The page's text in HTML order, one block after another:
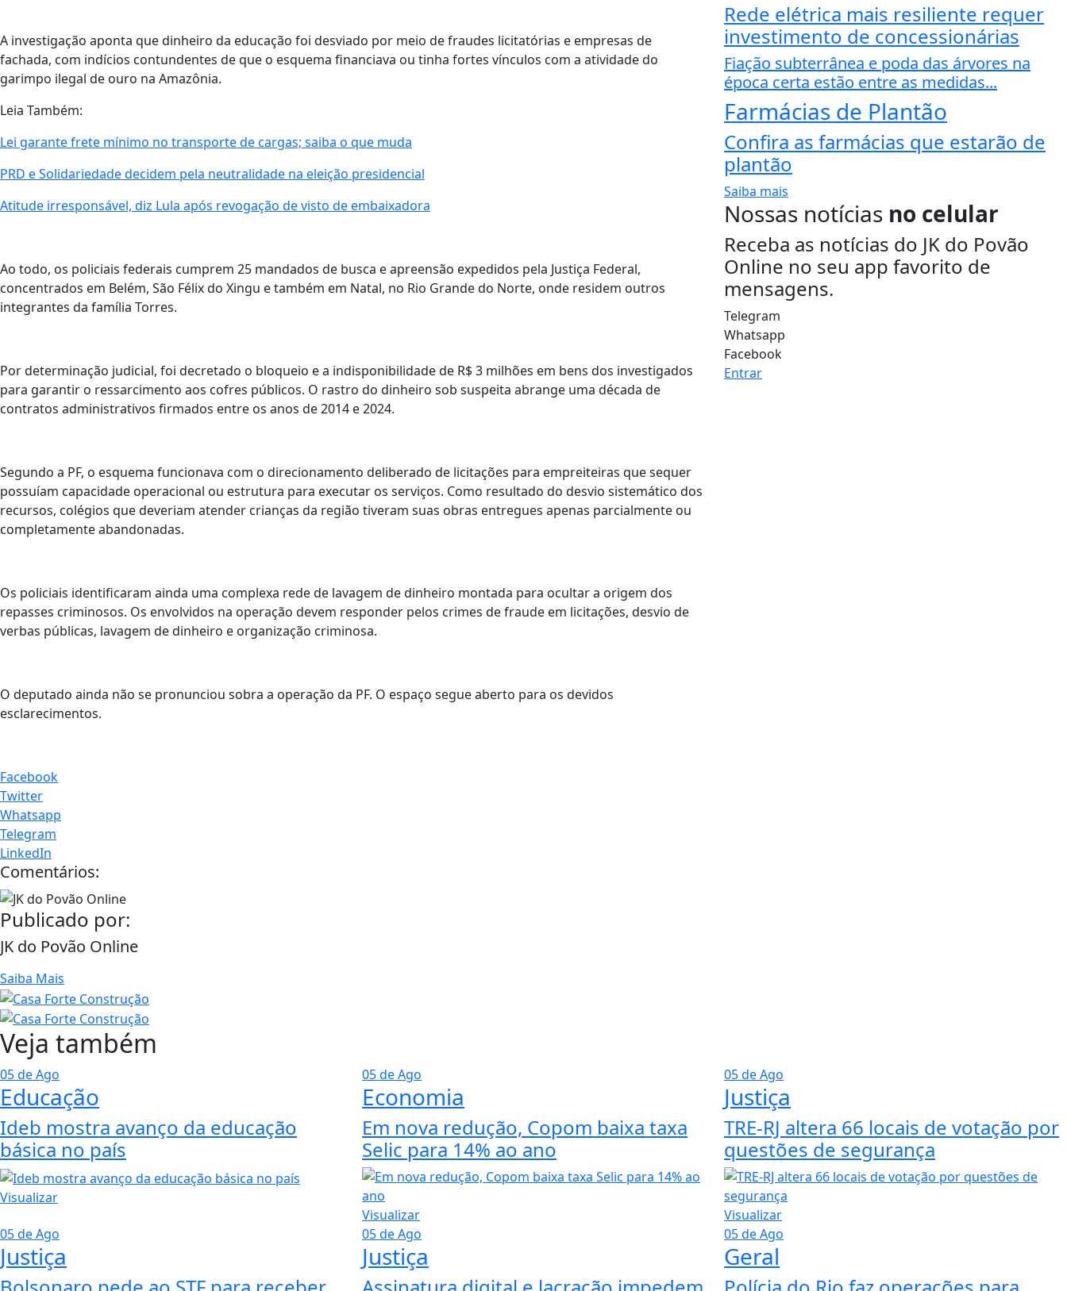
A investigação aponta que dinheiro da educação foi desviado por meio de fraudes licitatórias e empresas de
fachada, com indícios contundentes de que o esquema financiava ou tinha fortes vínculos com a atividade do
garimpo ilegal de ouro na Amazônia.
Leia Também:
Lei garante frete mínimo no transporte de cargas; saiba o que muda
PRD e Solidariedade decidem pela neutralidade na eleição presidencial
Atitude irresponsável, diz Lula após revogação de visto de embaixadora
Ao todo, os policiais federais cumprem 25 mandados de busca e apreensão expedidos pela Justiça Federal,
concentrados em Belém, São Félix do Xingu e também em Natal, no Rio Grande do Norte, onde residem outros
integrantes da família Torres.
Por determinação judicial, foi decretado o bloqueio e a indisponibilidade de R$ 3 milhões em bens dos investigados
para garantir o ressarcimento aos cofres públicos. O rastro do dinheiro sob suspeita abrange uma década de
contratos administrativos firmados entre os anos de 2014 e 2024.
Segundo a PF, o esquema funcionava com o direcionamento deliberado de licitações para empreiteiras que sequer
possuíam capacidade operacional ou estrutura para executar os serviços. Como resultado do desvio sistemático dos
recursos, colégios que deveriam atender crianças da região tiveram suas obras entregues apenas parcialmente ou
completamente abandonadas.
Os policiais identificaram ainda uma complexa rede de lavagem de dinheiro montada para ocultar a origem dos
repasses criminosos. Os envolvidos na operação devem responder pelos crimes de fraude em licitações, desvio de
verbas públicas, lavagem de dinheiro e organização criminosa.
O deputado ainda não se pronunciou sobra a operação da PF. O espaço segue aberto para os devidos
esclarecimentos.
Facebook
Twitter
Whatsapp
Telegram
LinkedIn
Comentários:
Publicado por:
JK do Povão Online
Saiba Mais
Rede elétrica mais resiliente requer
investimento de concessionárias
Fiação subterrânea e poda das árvores na
época certa estão entre as medidas...
Farmácias de Plantão
Confira as farmácias que estarão de
plantão
Saiba mais
Nossas notícias no celular
Receba as notícias do JK do Povão
Online no seu app favorito de
mensagens.
Telegram
Whatsapp
Facebook
Entrar
Veja também
05 de Ago
Educação
Ideb mostra avanço da educação
básica no país
Visualizar
05 de Ago
Economia
Em nova redução, Copom baixa taxa
Selic para 14% ao ano
Visualizar
05 de Ago
Justiça
TRE-RJ altera 66 locais de votação por
questões de segurança
Visualizar
05 de Ago
Justiça
05 de Ago
Justiça
05 de Ago
Geral